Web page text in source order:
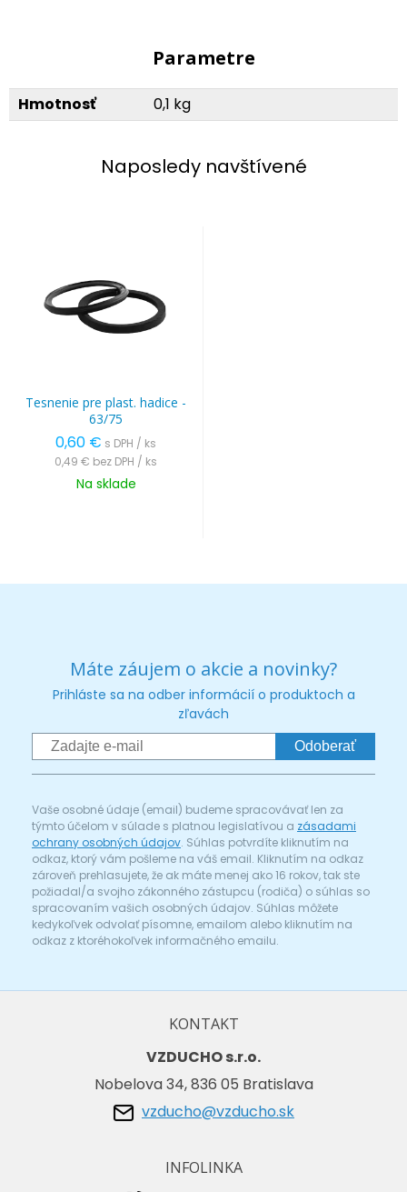
Parametre
Hmotnosť 0,1 kg
Naposledy navštívené
Tesnenie pre plast. hadice -
63/75
0,60 € s DPH / ks
0,49 € bez DPH / ks
Na sklade
Máte záujem o akcie a novinky?
Prihláste sa na odber informácií o produktoch a
zľavách
Odoberať
Vaše osobné údaje (email) budeme spracovávať len za
týmto účelom v súlade s platnou legislatívou a zásadami
ochrany osobných údajov. Súhlas potvrdíte kliknutím na
odkaz, ktorý vám pošleme na váš email. Kliknutím na odkaz
zároveň prehlasujete, že ak máte menej ako 16 rokov, tak ste
požiadal/a svojho zákonného zástupcu (rodiča) o súhlas so
spracovaním vašich osobných údajov. Súhlas môžete
kedykoľvek odvolať písomne, emailom alebo kliknutím na
odkaz z ktoréhokoľvek informačného emailu.
KONTAKT
VZDUCHO s.r.o.
Nobelova 34, 836 05 Bratislava
vzducho@vzducho.sk
INFOLINKA